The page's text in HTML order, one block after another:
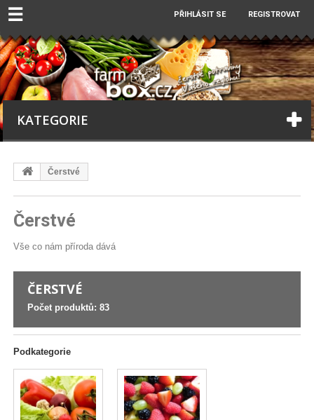
☰ PŘIHLÁSIT SE REGISTROVAT
KATEGORIE
Čerstvé
Čerstvé
Vše co nám příroda dává
ČERSTVÉ
Počet produktů: 83
Podkategorie